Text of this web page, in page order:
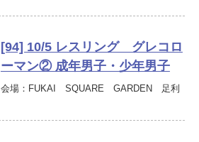
[94] 10/5 レスリング グレコロ
ーマン② 成年男子・少年男子
会場：FUKAI SQUARE GARDEN 足利